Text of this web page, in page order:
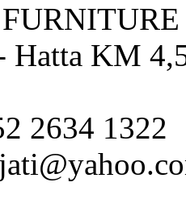
Hatta KM
2634 1322